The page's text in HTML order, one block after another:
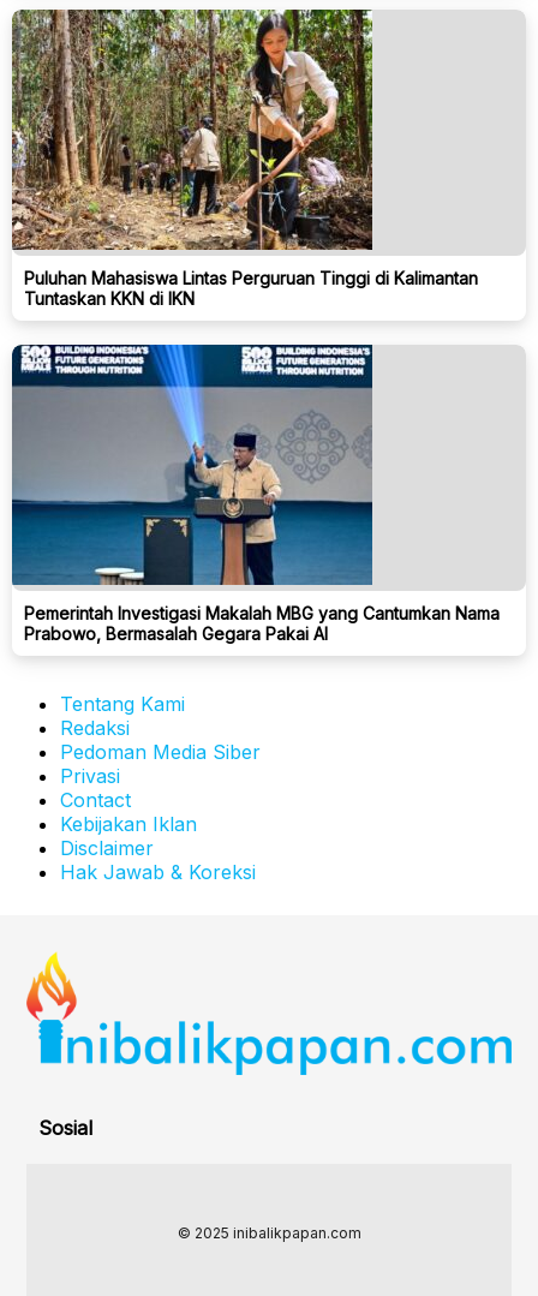
Puluhan Mahasiswa Lintas Perguruan Tinggi di Kalimantan
Tuntaskan KKN di IKN
Pemerintah Investigasi Makalah MBG yang Cantumkan Nama
Prabowo, Bermasalah Gegara Pakai AI
Tentang Kami
Redaksi
Pedoman Media Siber
Privasi
Contact
Kebijakan Iklan
Disclaimer
Hak Jawab & Koreksi
Sosial
© 2025 inibalikpapan.com